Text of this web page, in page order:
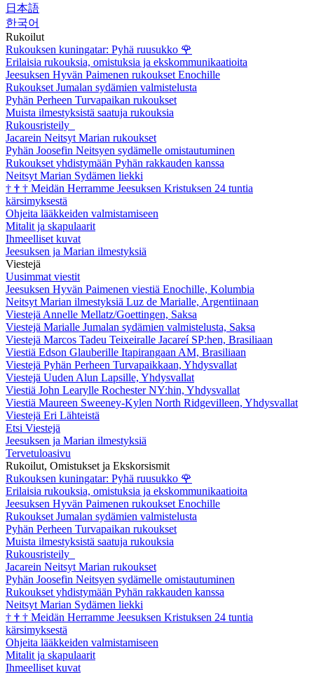
日本語
한국어
Rukoilut
Rukouksen kuningatar: Pyhä ruusukko 🌹
Erilaisia rukouksia, omistuksia ja ekskommunikaatioita
Jeesuksen Hyvän Paimenen rukoukset Enochille
Rukoukset Jumalan sydämien valmistelusta
Pyhän Perheen Turvapaikan rukoukset
Muista ilmestyksistä saatuja rukouksia
Rukousristeily
Jacarein Neitsyt Marian rukoukset
Pyhän Joosefin Neitsyen sydämelle omistautuminen
Rukoukset yhdistymään Pyhän rakkauden kanssa
Neitsyt Marian Sydämen liekki
† † † Meidän Herramme Jeesuksen Kristuksen 24 tuntia
kärsimyksestä
Ohjeita lääkkeiden valmistamiseen
Mitalit ja skapulaarit
Ihmeelliset kuvat
Jeesuksen ja Marian ilmestyksiä
Viestejä
Uusimmat viestit
Jeesuksen Hyvän Paimenen viestiä Enochille, Kolumbia
Neitsyt Marian ilmestyksiä Luz de Marialle, Argentiinaan
Viestejä Annelle Mellatz/Goettingen, Saksa
Viestejä Marialle Jumalan sydämien valmistelusta, Saksa
Viestejä Marcos Tadeu Teixeiralle Jacareí SP:hen, Brasiliaan
Viestiä Edson Glauberille Itapirangaan AM, Brasiliaan
Viestejä Pyhän Perheen Turvapaikkaan, Yhdysvallat
Viestejä Uuden Alun Lapsille, Yhdysvallat
Viestiä John Learylle Rochester NY:hin, Yhdysvallat
Viestiä Maureen Sweeney-Kylen North Ridgevilleen, Yhdysvallat
Viestejä Eri Lähteistä
Etsi Viestejä
Jeesuksen ja Marian ilmestyksiä
Tervetuloasivu
Rukoilut, Omistukset ja Ekskorsismit
Rukouksen kuningatar: Pyhä ruusukko 🌹
Erilaisia rukouksia, omistuksia ja ekskommunikaatioita
Jeesuksen Hyvän Paimenen rukoukset Enochille
Rukoukset Jumalan sydämien valmistelusta
Pyhän Perheen Turvapaikan rukoukset
Muista ilmestyksistä saatuja rukouksia
Rukousristeily
Jacarein Neitsyt Marian rukoukset
Pyhän Joosefin Neitsyen sydämelle omistautuminen
Rukoukset yhdistymään Pyhän rakkauden kanssa
Neitsyt Marian Sydämen liekki
† † † Meidän Herramme Jeesuksen Kristuksen 24 tuntia
kärsimyksestä
Ohjeita lääkkeiden valmistamiseen
Mitalit ja skapulaarit
Ihmeelliset kuvat